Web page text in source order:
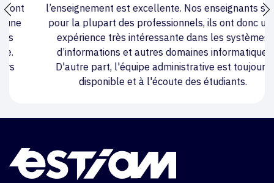
l’enseignement est excellente. Nos enseignants sont
pour la plupart des professionnels, ils ont donc une
expérience très intéressante dans les systèmes
d’informations et autres domaines informatique.
D'autre part, l'équipe administrative est toujours
disponible et à l'écoute des étudiants.